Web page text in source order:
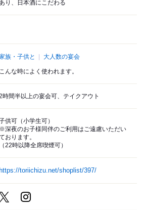
り、日本酒にこだわる
族・子供と 大人数の宴会
こんな時によく使われます。
時間半以上の宴会可、テイクアウト
供可（小学生可）
※深夜のお子様同伴のご利用はご遠慮いただい
おります。
（22時以降全席喫煙可）
https://toriichizu.net/shoplist/397/